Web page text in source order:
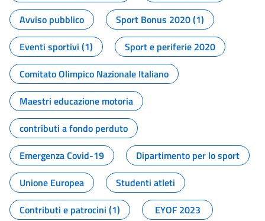
Avviso pubblico
Sport Bonus 2020 (1)
Eventi sportivi (1)
Sport e periferie 2020
Comitato Olimpico Nazionale Italiano
Maestri educazione motoria
contributi a fondo perduto
Emergenza Covid-19
Dipartimento per lo sport
Unione Europea
Studenti atleti
Contributi e patrocini (1)
EYOF 2023